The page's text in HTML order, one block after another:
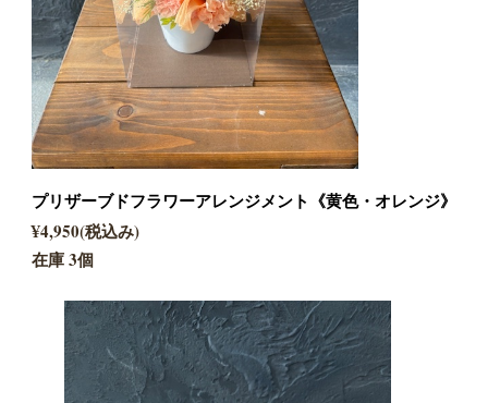
プリザーブドフラワーアレンジメント《黄色・オレンジ》
¥4,950(税込み)
在庫 3個